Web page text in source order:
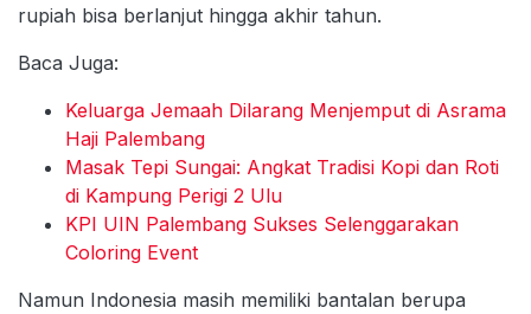
rupiah bisa berlanjut hingga akhir tahun.
Baca Juga:
Keluarga Jemaah Dilarang Menjemput di Asrama
Haji Palembang
Masak Tepi Sungai: Angkat Tradisi Kopi dan Roti
di Kampung Perigi 2 Ulu
KPI UIN Palembang Sukses Selenggarakan
Coloring Event
Namun Indonesia masih memiliki bantalan berupa